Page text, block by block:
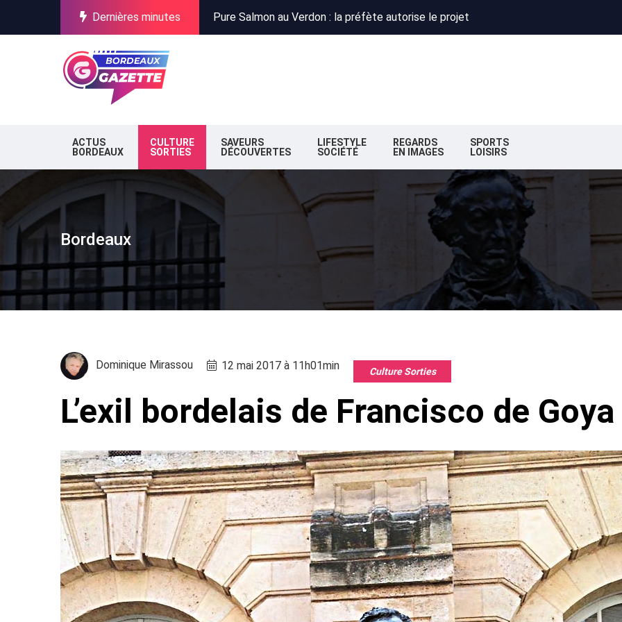
Dernières minutes
Incendies en Gironde : Obispo, Zazie et Renaud réunis pour un concert caritatif à
Stationnement à Bordeaux : la nouvelle majorité change de cap
ACTUS
BORDEAUX
CULTURE
SORTIES
SAVEURS
DÉCOUVERTES
LIFESTYLE
SOCIÉTÉ
REGARDS
EN IMAGES
SPORTS
LOISIRS
Bordeaux
Dominique Mirassou 12 mai 2017 à 11h01min Culture Sorties
L’exil bordelais de Francisco de